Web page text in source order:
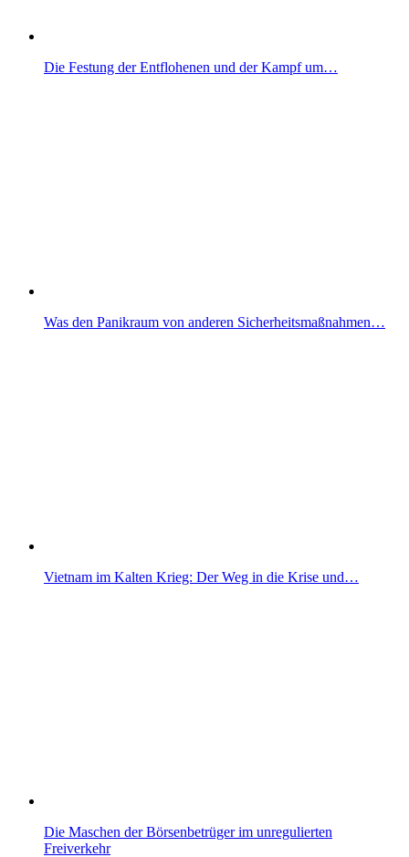
Die Festung der Entflohenen und der Kampf um…
Was den Panikraum von anderen Sicherheitsmaßnahmen…
Vietnam im Kalten Krieg: Der Weg in die Krise und…
Die Maschen der Börsenbetrüger im unregulierten
Freiverkehr